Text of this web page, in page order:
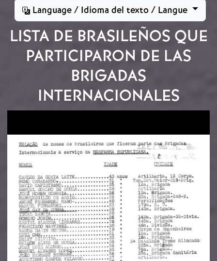
Language / Idioma del texto / Langue
LISTA DE BRASILEÑOS QUE
PARTICIPARON DE LAS
BRIGADAS
INTERNACIONALES